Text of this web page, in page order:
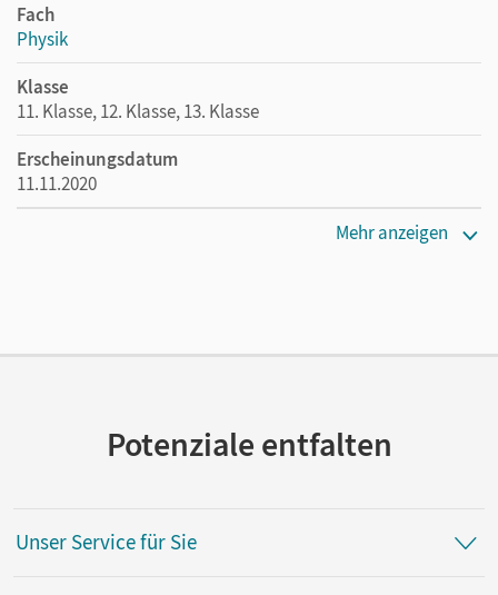
Fach
Physik
Klasse
11. Klasse, 12. Klasse, 13. Klasse
Erscheinungsdatum
11.11.2020
Mehr anzeigen
Potenziale entfalten
Unser Service für Sie